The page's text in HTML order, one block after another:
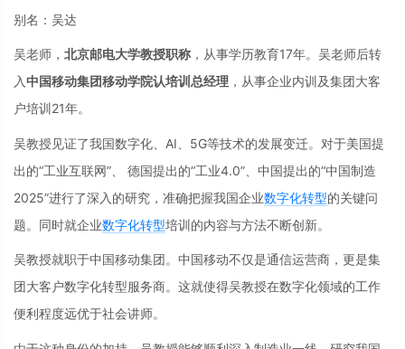
别名：吴达
吴老师， 北京邮电大学教授职称 ，从事学历教育17年。吴老师后转
入中国移动集团移动学院认培训总经理 ，从事企业内训及集团大客
户培训21年。
吴教授见证了我国数字化、AI、5G等技术的发展变迁。对于美国提
出的“工业互联网”、 德国提出的“工业4.0”、中国提出的“中国制造
2025”进行了深入的研究，准确把握我国企业数字化转型的关键问
题。同时就企业数字化转型培训的内容与方法不断创新。
吴教授就职于中国移动集团。中国移动不仅是通信运营商，更是集
团大客户数字化转型服务商。这就使得吴教授在数字化领域的工作
便利程度远优于社会讲师。